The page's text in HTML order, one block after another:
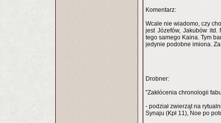
Komentarz:
Wcale nie wiadomo, czy
jest Józefów, Jakubów
tego samego Kaina. Tym
jedynie podobne imiona.
Drobner:
"Zakłócenia chronologii
- podział zwierząt na
Synaju (Kpł 11), Noe po